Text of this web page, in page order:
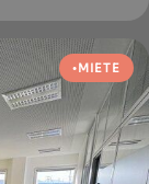
MIETE